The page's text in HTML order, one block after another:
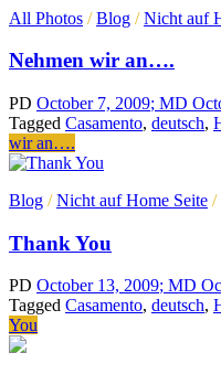
All Photos /Blog /Nicht auf
Nehmen wir an….
PD October 7, 2009; MD
Tagged Casamento, deutsch,
wir an….
Blog /Nicht auf Home Seite /
Thank You
PD October 13, 2009; MD
Tagged Casamento, deutsch,
You